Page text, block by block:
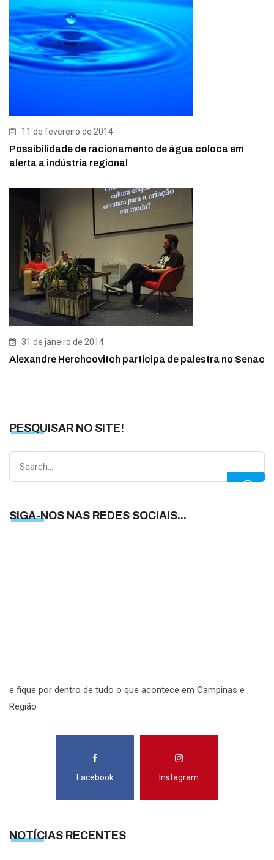
11 de fevereiro de 2014
Possibilidade de racionamento de água coloca em
alerta a indústria regional
31 de janeiro de 2014
Alexandre Herchcovitch participa de palestra no Senac
PESQUISAR NO SITE!
SIGA-NOS NAS REDES SOCIAIS...
e fique por dentro de tudo o que acontece em Campinas e
Região
Facebook Instagram
NOTÍCIAS RECENTES